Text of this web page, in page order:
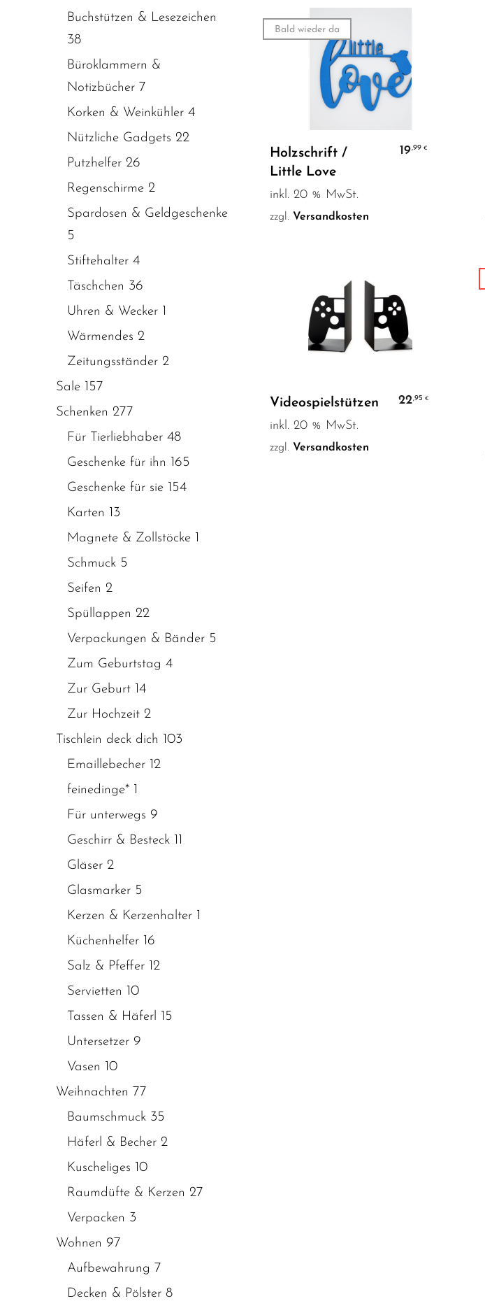
Buchstützen & Lesezeichen
38
Büroklammern &
Notizbücher 7
Korken & Weinkühler 4
Nützliche Gadgets 22
Putzhelfer 26
Regenschirme 2
Spardosen & Geldgeschenke
5
Stiftehalter 4
Täschchen 36
Uhren & Wecker 1
Wärmendes 2
Zeitungsständer 2
Sale 157
Schenken 277
Für Tierliebhaber 48
Geschenke für ihn 165
Geschenke für sie 154
Karten 13
Magnete & Zollstöcke 1
Schmuck 5
Seifen 2
Spüllappen 22
Verpackungen & Bänder 5
Zum Geburtstag 4
Zur Geburt 14
Zur Hochzeit 2
Tischlein deck dich 103
Emaillebecher 12
feinedinge* 1
Für unterwegs 9
Geschirr & Besteck 11
Gläser 2
Glasmarker 5
Kerzen & Kerzenhalter 1
Küchenhelfer 16
Salz & Pfeffer 12
Servietten 10
Tassen & Häferl 15
Untersetzer 9
Vasen 10
Weihnachten 77
Baumschmuck 35
Häferl & Becher 2
Kuscheliges 10
Raumdüfte & Kerzen 27
Verpacken 3
Wohnen 97
Aufbewahrung 7
Decken & Pölster 8
Bald wieder da
Holzschrift /
Little Love
19,99€
inkl. 20 % MwSt.
zzgl. Versandkosten
In den Warenkorb
Videospielstützen 22,95€
inkl. 20 % MwSt.
zzgl. Versandkosten